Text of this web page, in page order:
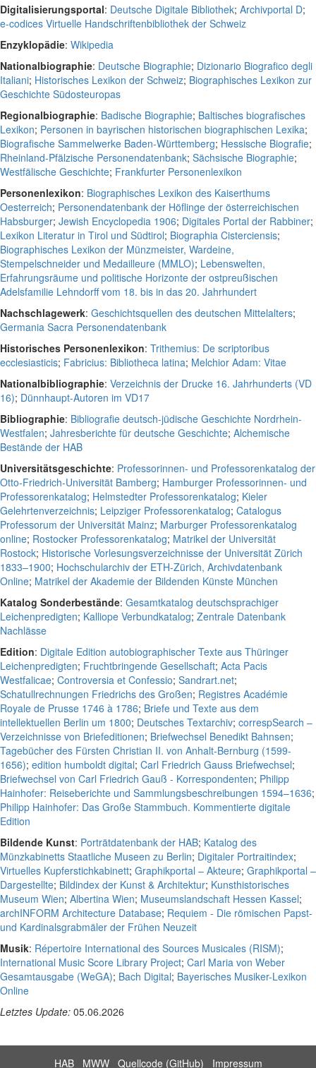
Digitalisierungsportal: Deutsche Digitale Bibliothek; Archivportal D;
e-codices Virtuelle Handschriftenbibliothek der Schweiz
Enzyklopädie: Wikipedia
Nationalbiographie: Deutsche Biographie; Dizionario Biografico degli
Italiani; Historisches Lexikon der Schweiz; Biographisches Lexikon zur
Geschichte Südosteuropas
Regionalbiographie: Badische Biographie; Baltisches biografisches
Lexikon; Personen in bayrischen historischen biographischen Lexika;
Biografische Sammelwerke Baden-Württemberg; Hessische Biografie;
Rheinland-Pfälzische Personendatenbank; Sächsische Biographie;
Westfälische Geschichte; Frankfurter Personenlexikon
Personenlexikon: Biographisches Lexikon des Kaiserthums
Oesterreich; Personendatenbank der Höflinge der österreichischen
Habsburger; Jewish Encyclopedia 1906; Digitales Portal der Rabbiner;
Lexikon Literatur in Tirol und Südtirol; Biographia Cisterciensis;
Biographisches Lexikon der Münzmeister, Wardeine,
Stempelschneider und Medailleure (MMLO); Lebenswelten,
Erfahrungsräume und politische Horizonte der ostpreußischen
Adelsfamilie Lehndorff vom 18. bis in das 20. Jahrhundert
Nachschlagewerk: Geschichtsquellen des deutschen Mittelalters;
Germania Sacra Personendatenbank
Historisches Personenlexikon: Trithemius: De scriptoribus
ecclesiasticis; Fabricius: Bibliotheca latina; Melchior Adam: Vitae
Nationalbibliographie: Verzeichnis der Drucke 16. Jahrhunderts (VD
16); Dünnhaupt-Autoren im VD17
Bibliographie: Bibliografie deutsch-jüdische Geschichte Nordrhein-
Westfalen; Jahresberichte für deutsche Geschichte; Alchemische
Bestände der HAB
Universitätsgeschichte: Professorinnen- und Professorenkatalog der
Otto-Friedrich-Universität Bamberg; Hamburger Professorinnen- und
Professorenkatalog; Helmstedter Professorenkatalog; Kieler
Gelehrtenverzeichnis; Leipziger Professorenkatalog; Catalogus
Professorum der Universität Mainz; Marburger Professorenkatalog
online; Rostocker Professorenkatalog; Matrikel der Universität
Rostock; Historische Vorlesungsverzeichnisse der Universität Zürich
1833–1900; Hochschularchiv der ETH-Zürich, Archivdatenbank
Online; Matrikel der Akademie der Bildenden Künste München
Katalog Sonderbestände: Gesamtkatalog deutschsprachiger
Leichenpredigten; Kalliope Verbundkatalog; Zentrale Datenbank
Nachlässe
Edition: Digitale Edition autobiographischer Texte aus Thüringer
Leichenpredigten; Fruchtbringende Gesellschaft; Acta Pacis
Westfalicae; Controversia et Confessio; Sandrart.net;
Schatullrechnungen Friedrichs des Großen; Registres Académie
Royale de Prusse 1746 à 1786; Briefe und Texte aus dem
intellektuellen Berlin um 1800; Deutsches Textarchiv; correspSearch –
Verzeichnisse von Briefeditionen; Briefwechsel Benedikt Bahnsen;
Tagebücher des Fürsten Christian II. von Anhalt-Bernburg (1599-
1656); edition humboldt digital; Carl Friedrich Gauss Briefwechsel;
Briefwechsel von Carl Friedrich Gauß - Korrespondenten; Philipp
Hainhofer: Reiseberichte und Sammlungsbeschreibungen 1594–1636;
Philipp Hainhofer: Das Große Stammbuch. Kommentierte digitale
Edition
Bildende Kunst: Porträtdatenbank der HAB; Katalog des
Münzkabinetts Staatliche Museen zu Berlin; Digitaler Portraitindex;
Virtuelles Kupferstichkabinett; Graphikportal – Akteure; Graphikportal –
Dargestellte; Bildindex der Kunst & Architektur; Kunsthistorisches
Museum Wien; Albertina Wien; Museumslandschaft Hessen Kassel;
archINFORM Architecture Database; Requiem - Die römischen Papst-
und Kardinalsgrabmäler der Frühen Neuzeit
Musik: Répertoire International des Sources Musicales (RISM);
International Music Score Library Project; Carl Maria von Weber
Gesamtausgabe (WeGA); Bach Digital; Bayerisches Musiker-Lexikon
Online
Letztes Update: 05.06.2026
HAB MWW Quellcode (GitHub) Impressum